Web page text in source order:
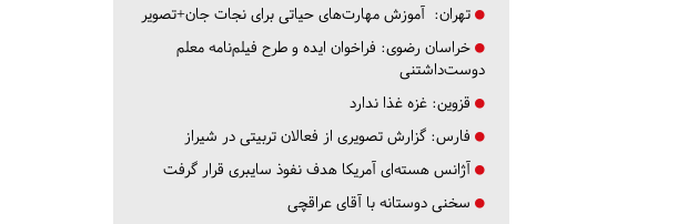
تهران: آموزش مهارت‌های حیاتی برای نجات جان+تصویر
خراسان رضوی: فراخوان ایده و طرح فیلم‌نامه معلم
دوست‌داشتنی
قزوین: غزه غذا ندارد
فارس: گزارش تصویری از فعالان تربیتی در شیراز
آژانس هسته‌ای آمریکا هدف نفوذ سایبری قرار گرفت
سخنی دوستانه با آقای عراقچی